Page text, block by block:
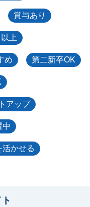
賞与あり
上
め 第二新卒OK
アップ
中
活かせる